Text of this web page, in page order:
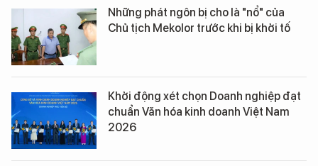
Những phát ngôn bị cho là "nổ" của
Chủ tịch Mekolor trước khi bị khởi tố
Khởi động xét chọn Doanh nghiệp đạt
chuẩn Văn hóa kinh doanh Việt Nam
2026